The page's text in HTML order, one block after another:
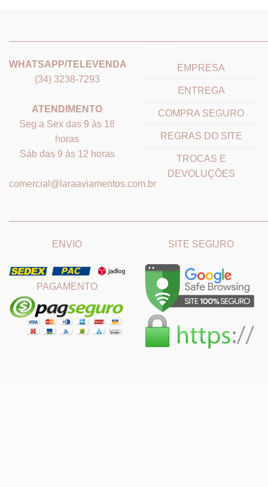
WHATSAPP/TELEVENDA
(34) 3238-7293
ATENDIMENTO
Seg a Sex das 9 às 18
horas
Sáb das 9 às 12 horas
comercial@laraaviamentos.com.br
EMPRESA
ENTREGA
COMPRA SEGURO
REGRAS DO SITE
TROCAS E
DEVOLUÇÕES
ENVIO
PAGAMENTO
SITE SEGURO